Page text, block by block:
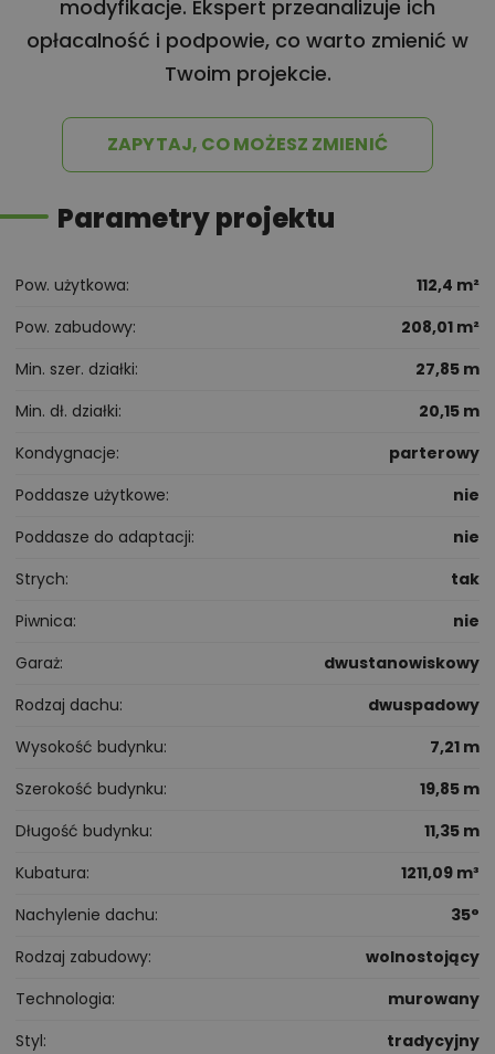
modyfikacje. Ekspert przeanalizuje ich
opłacalność i podpowie, co warto zmienić w
Twoim projekcie.
ZAPYTAJ, CO MOŻESZ ZMIENIĆ
Parametry projektu
Pow. użytkowa
112,4 m²
Pow. zabudowy
208,01 m²
Min. szer. działki
27,85 m
Min. dł. działki
20,15 m
Kondygnacje
parterowy
Poddasze użytkowe
nie
Poddasze do adaptacji
nie
Strych
tak
Piwnica
nie
Garaż
dwustanowiskowy
Rodzaj dachu
dwuspadowy
Wysokość budynku
7,21 m
Szerokość budynku
19,85 m
Długość budynku
11,35 m
Kubatura
1211,09 m³
Nachylenie dachu
35°
Rodzaj zabudowy
wolnostojący
Technologia
murowany
Styl
tradycyjny